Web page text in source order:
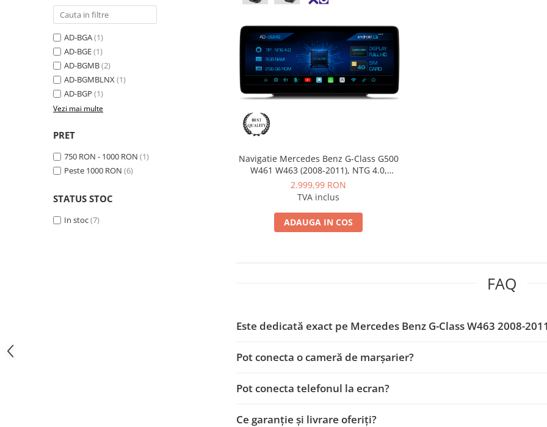
Navigații auto universale
AD-BGA(1)
AD-BGE(1)
AD-BGMB(2)
AD-BGMBLNX(1)
AD-BGP (1)
Vezi mai multe
PRET
750 RON - 1000 RON (1)
Peste 1000 RON (6)
STATUS STOC
In stoc(7)
Navigatie Mercedes Benz G-Class G500
W461 W463 (2008-2011), NTG 4.0,
Android, MB-Octacore, 8GB RAM + 256GB
ROM, 12.3 Inch - AD-BGMB1200840+AD-
2.999,99 RON
TVA inclus
ADAUGA IN COS
FAQ
Este dedicată exact pe Mercedes Benz G-Class W463 2008-
Pot conecta o cameră de marșarier?
Pot conecta telefonul la ecran?
Ce garanție și livrare oferiți?